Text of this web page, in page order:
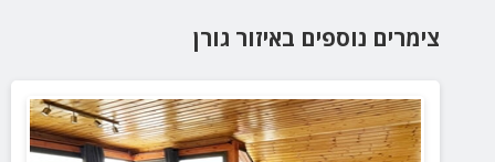
צימרים נוספים באיזור גורן